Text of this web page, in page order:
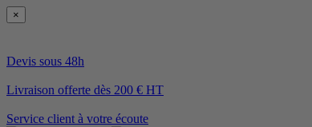
×
Devis sous 48h
Livraison offerte dès 200 € HT
Service client à votre écoute